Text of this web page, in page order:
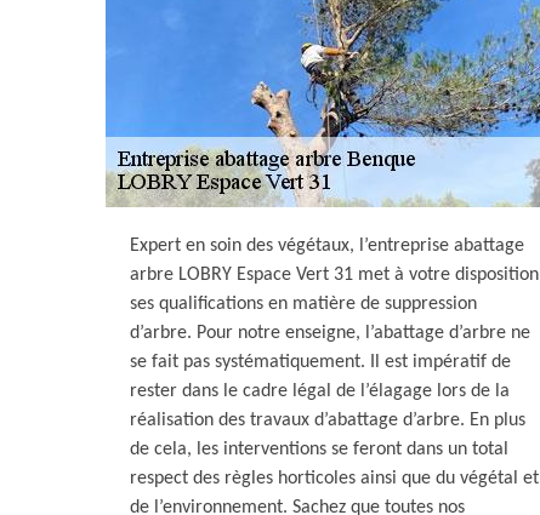
Expert en soin des végétaux, l’entreprise abattage
arbre LOBRY Espace Vert 31 met à votre disposition
ses qualifications en matière de suppression
d’arbre. Pour notre enseigne, l’abattage d’arbre ne
se fait pas systématiquement. Il est impératif de
rester dans le cadre légal de l’élagage lors de la
réalisation des travaux d’abattage d’arbre. En plus
de cela, les interventions se feront dans un total
respect des règles horticoles ainsi que du végétal et
de l’environnement. Sachez que toutes nos